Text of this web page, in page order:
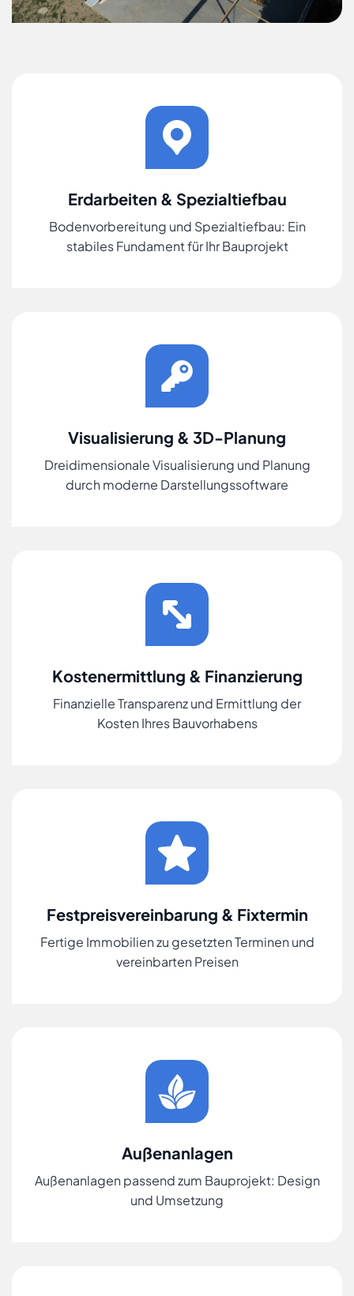
Erdarbeiten & Spezialtiefbau
Bodenvorbereitung und Spezialtiefbau: Ein
stabiles Fundament für Ihr Bauprojekt
Visualisierung & 3D-Planung
Dreidimensionale Visualisierung und Planung
durch moderne Darstellungssoftware
Kostenermittlung & Finanzierung
Finanzielle Transparenz und Ermittlung der
Kosten Ihres Bauvorhabens
Festpreisvereinbarung & Fixtermin
Fertige Immobilien zu gesetzten Terminen und
vereinbarten Preisen
Außenanlagen
Außenanlagen passend zum Bauprojekt: Design
und Umsetzung